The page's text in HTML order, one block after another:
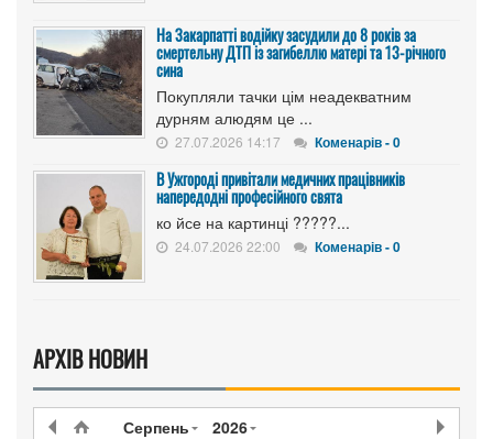
На Закарпатті водійку засудили до 8 років за
смертельну ДТП із загибеллю матері та 13-річного
сина
Покупляли тачки цім неадекватним
дурням алюдям це ...
27.07.2026 14:17 Коменарів - 0
В Ужгороді привітали медичних працівників
напередодні професійного свята
ко йсе на картинці ?????...
24.07.2026 22:00 Коменарів - 0
АРХІВ НОВИН
Серпень 2026